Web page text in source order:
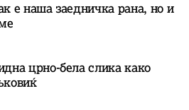
е наша заедничка рана, но и
црно-бела слика како